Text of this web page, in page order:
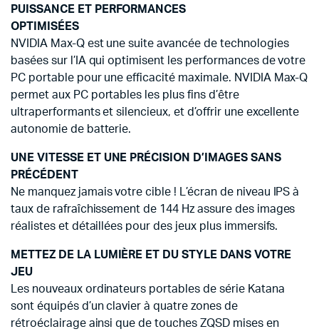
PUISSANCE ET PERFORMANCES
OPTIMISÉES
NVIDIA Max-Q est une suite avancée de technologies
basées sur l’IA qui optimisent les performances de votre
PC portable pour une efficacité maximale. NVIDIA Max-Q
permet aux PC portables les plus fins d’être
ultraperformants et silencieux, et d’offrir une excellente
autonomie de batterie.
UNE VITESSE ET UNE PRÉCISION D’IMAGES SANS
PRÉCÉDENT
Ne manquez jamais votre cible ! L’écran de niveau IPS à
taux de rafraîchissement de 144 Hz assure des images
réalistes et détaillées pour des jeux plus immersifs.
METTEZ DE LA LUMIÈRE ET DU STYLE DANS VOTRE
JEU
Les nouveaux ordinateurs portables de série Katana
sont équipés d’un clavier à quatre zones de
rétroéclairage ainsi que de touches ZQSD mises en